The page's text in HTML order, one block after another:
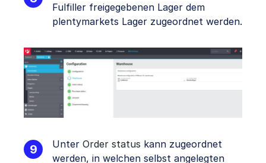
Fulfiller freigegebenen Lager dem
plentymarkets Lager zugeordnet werden.
Unter Order status kann zugeordnet
werden, in welchen selbst angelegten